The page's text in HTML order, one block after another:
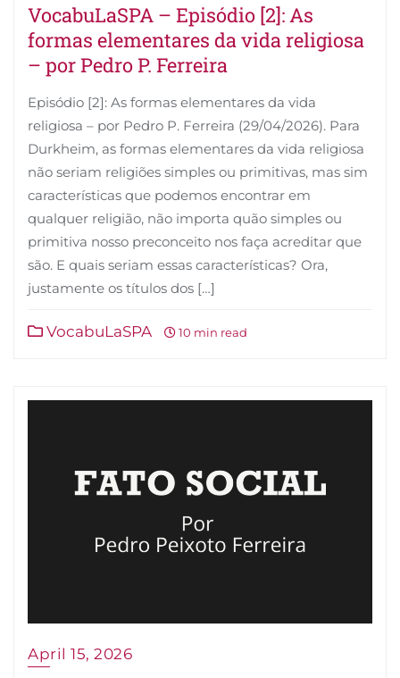
VocabuLaSPA – Episódio [2]: As
formas elementares da vida religiosa
– por Pedro P. Ferreira
Episódio [2]: As formas elementares da vida
religiosa – por Pedro P. Ferreira (29/04/2026). Para
Durkheim, as formas elementares da vida religiosa
não seriam religiões simples ou primitivas, mas sim
características que podemos encontrar em
qualquer religião, não importa quão simples ou
primitiva nosso preconceito nos faça acreditar que
são. E quais seriam essas características? Ora,
justamente os títulos dos […]
VocabuLaSPA 10 min read
April 15, 2026